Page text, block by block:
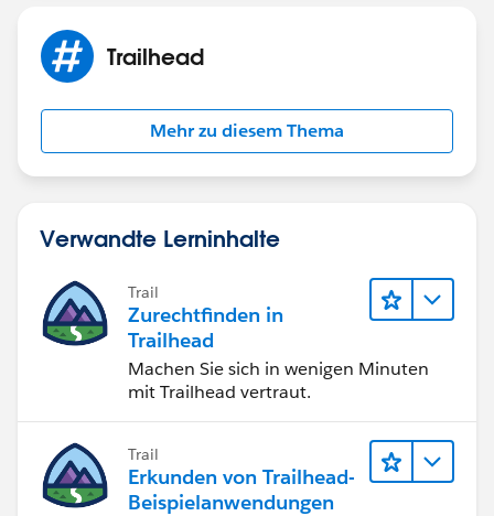
Trailhead
Mehr zu diesem Thema
Verwandte Lerninhalte
Trail
Zurechtfinden in
Trailhead
Machen Sie sich in wenigen Minuten
mit Trailhead vertraut.
Trail
Erkunden von Trailhead-
Beispielanwendungen